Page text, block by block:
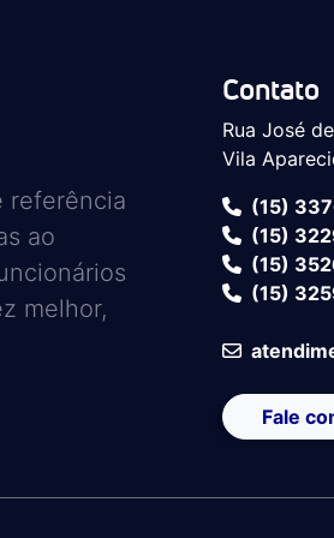
referência
ao
melhor,
Contato
Rua José
Vila
(15)
(15)
(15)
(15)
Fale